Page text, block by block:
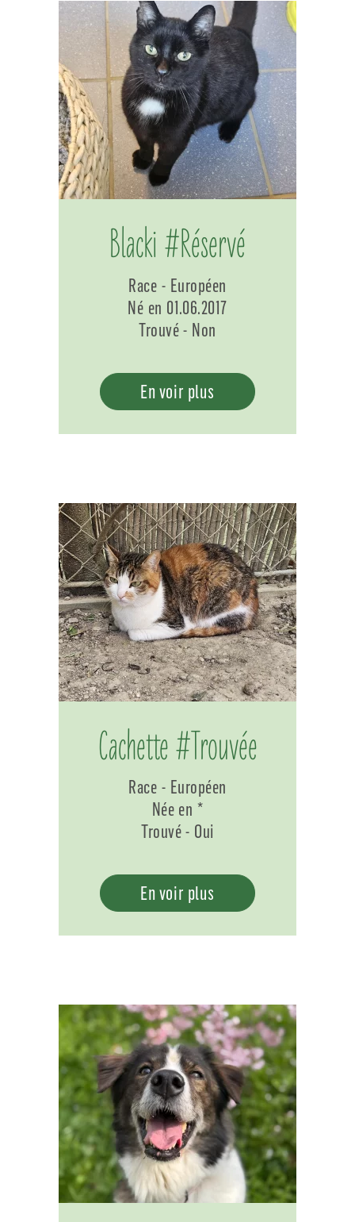
Blacki #Réservé
Race - Européen
Né en 01.06.2017
Trouvé - Non
En voir plus
Cachette #Trouvée
Race - Européen
Née en *
Trouvé - Oui
En voir plus